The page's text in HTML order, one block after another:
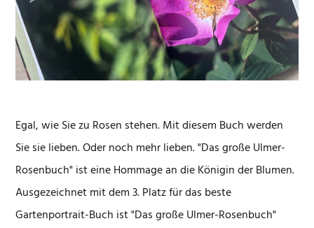
Egal, wie Sie zu Rosen stehen. Mit diesem Buch werden
Sie sie lieben. Oder noch mehr lieben. "Das große Ulmer-
Rosenbuch" ist eine Hommage an die Königin der Blumen.
Ausgezeichnet mit dem 3. Platz für das beste
Gartenportrait-Buch ist "Das große Ulmer-Rosenbuch"